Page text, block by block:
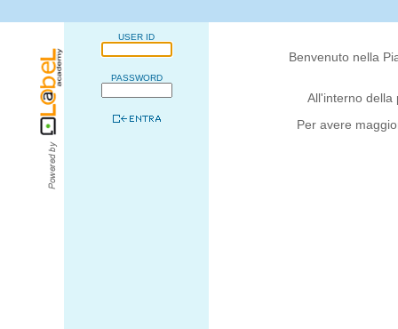
USER ID
PASSWORD
Benvenuto nella
All'interno della
Per avere